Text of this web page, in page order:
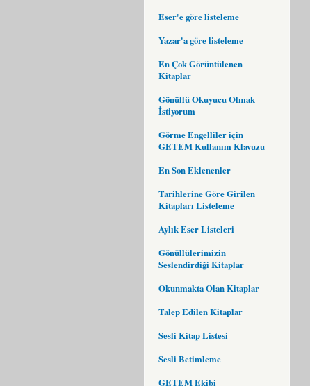
Eser'e göre listeleme
Yazar'a göre listeleme
En Çok Görüntülenen
Kitaplar
Gönüllü Okuyucu Olmak
İstiyorum
Görme Engelliler için
GETEM Kullanım Klavuzu
En Son Eklenenler
Tarihlerine Göre Girilen
Kitapları Listeleme
Aylık Eser Listeleri
Gönüllülerimizin
Seslendirdiği Kitaplar
Okunmakta Olan Kitaplar
Talep Edilen Kitaplar
Sesli Kitap Listesi
Sesli Betimleme
GETEM Ekibi